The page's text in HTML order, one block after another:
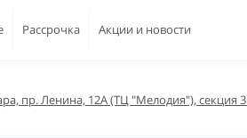
Рассрочка Акции и новости
пр. Ленина, 12А (ТЦ "Мелодия"), секция